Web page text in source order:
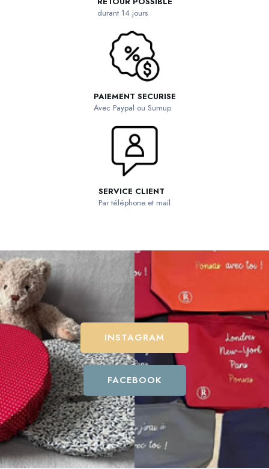
durant 14 jours
PAIEMENT SECURISE
Avec Paypal ou Sumup
SERVICE CLIENT
Par téléphone et mail
INSTAGRAM
FACEBOOK